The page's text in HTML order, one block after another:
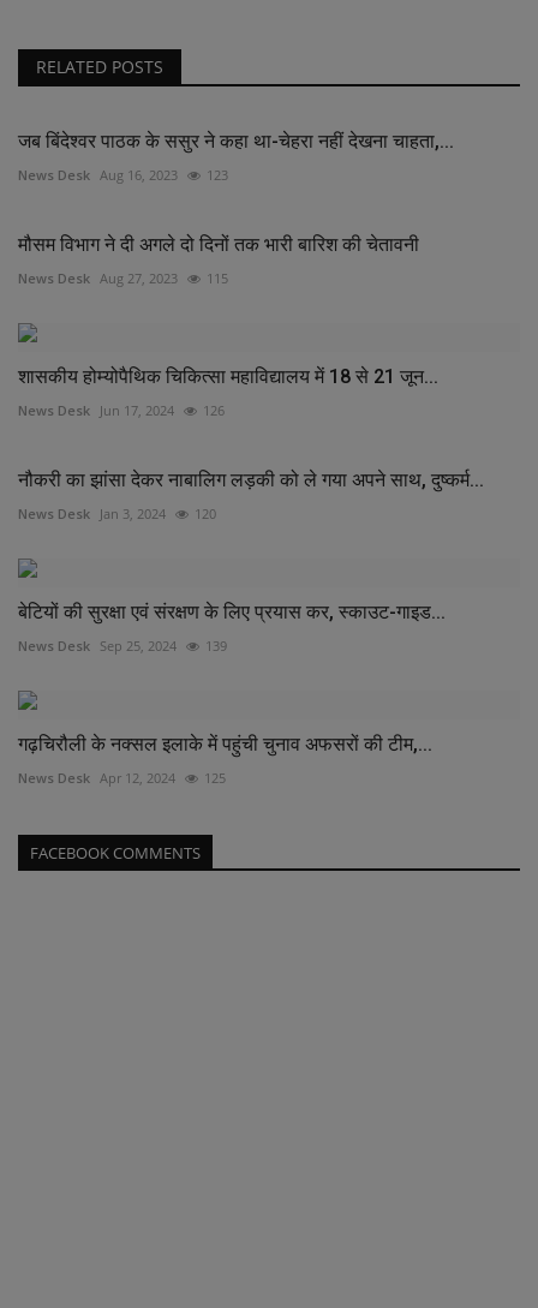
RELATED POSTS
जब बिंदेश्वर पाठक के ससुर ने कहा था-चेहरा नहीं देखना चाहता,...
News Desk Aug 16, 2023 123
मौसम विभाग ने दी अगले दो दिनों तक भारी बारिश की चेतावनी
News Desk Aug 27, 2023 115
शासकीय होम्योपैथिक चिकित्सा महाविद्यालय में 18 से 21 जून...
News Desk Jun 17, 2024 126
नौकरी का झांसा देकर नाबालिग लड़की को ले गया अपने साथ, दुष्कर्म...
News Desk Jan 3, 2024 120
बेटियों की सुरक्षा एवं संरक्षण के लिए प्रयास कर, स्काउट-गाइड...
News Desk Sep 25, 2024 139
गढ़चिरौली के नक्सल इलाके में पहुंची चुनाव अफसरों की टीम,...
News Desk Apr 12, 2024 125
FACEBOOK COMMENTS